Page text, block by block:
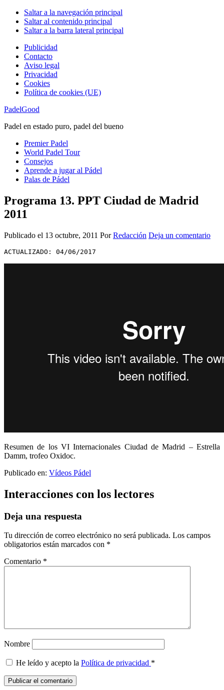
Saltar a la navegación principal
Saltar al contenido principal
Saltar a la barra lateral principal
Publicidad
Contacto
Aviso legal
Privacidad
Cookies
Política de cookies (UE)
PadelGood
Padel en estado puro, padel del bueno
Premier Padel
World Padel Tour
Consejos
Aprende a jugar al Pádel
Palas de Pádel
Programa 13. PPT Ciudad de Madrid
2011
Publicado el 13 octubre, 2011 PorRedacción Deja un comentario
ACTUALIZADO: 04/06/2017
Resumen de los VI Internacionales Ciudad de Madrid – Estrella
Damm, trofeo Oxidoc.
Publicado en: Vídeos Pádel
Interacciones con los lectores
Deja una respuesta
Tu dirección de correo electrónico no será publicada. Los campos
obligatorios están marcados con *
Comentario *
Nombre
He leído y acepto la Política de privacidad *